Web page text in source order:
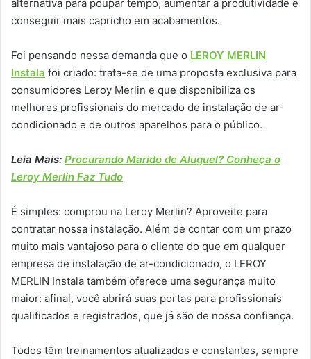
alternativa para poupar tempo, aumentar a produtividade e
conseguir mais capricho em acabamentos.
Foi pensando nessa demanda que o LEROY MERLIN
Instala foi criado: trata-se de uma proposta exclusiva para
consumidores Leroy Merlin e que disponibiliza os
melhores profissionais do mercado de instalação de ar-
condicionado e de outros aparelhos para o público.
Leia Mais: Procurando Marido de Aluguel? Conheça o
Leroy Merlin Faz Tudo
É simples: comprou na Leroy Merlin? Aproveite para
contratar nossa instalação. Além de contar com um prazo
muito mais vantajoso para o cliente do que em qualquer
empresa de instalação de ar-condicionado, o LEROY
MERLIN Instala também oferece uma segurança muito
maior: afinal, você abrirá suas portas para profissionais
qualificados e registrados, que já são de nossa confiança.
Todos têm treinamentos atualizados e constantes, sempre